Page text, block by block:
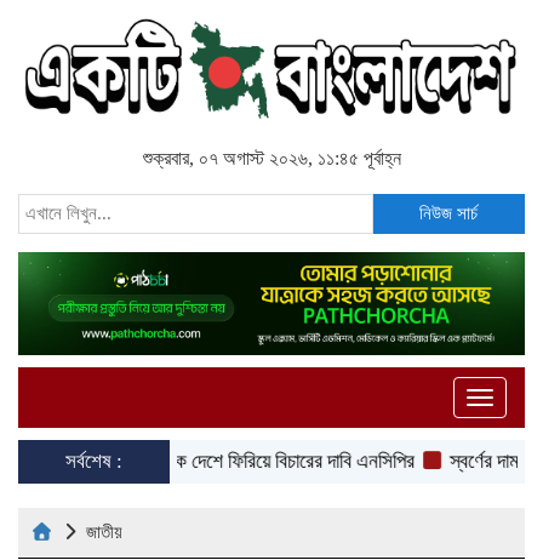
শুক্রবার, ০৭ অগাস্ট ২০২৬, ১১:৪৫ পূর্বাহ্ন
নিউজ সার্চ
Toggle
সর্বশেষ :
হাসিনাকে দেশে ফিরিয়ে বিচারের দাবি এনসিপির স্বর্ণের দাম ভরিতে
জাতীয়